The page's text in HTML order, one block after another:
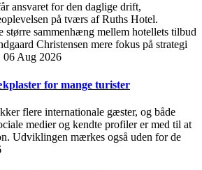
ansvaret for den daglige drift,
på tværs af Ruths Hotel.
større sammenhæng mellem hotellets tilbud
Christensen mere fokus på strategi
06 Aug 2026
for mange turister
flere internationale gæster, og både
medier og kendte profiler er med til at
Udviklingen mærkes også uden for de